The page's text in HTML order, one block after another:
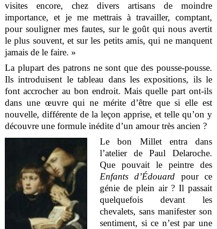
visites encore, chez divers artisans de moindre
importance, et je me mettrais à travailler, comptant,
pour souligner mes fautes, sur le goût qui nous avertit
le plus souvent, et sur les petits amis, qui ne manquent
jamais de le faire. »
La plupart des patrons ne sont que des pousse-pousse.
Ils introduisent le tableau dans les expositions, ils le
font accrocher au bon endroit. Mais quelle part ont-ils
dans une œuvre qui ne mérite d’être que si elle est
nouvelle, différente de la leçon apprise, et telle qu’on y
découvre une formule inédite d’un amour très ancien ?
Le bon Millet entra dans
l’atelier de Paul Delaroche.
Que pouvait le peintre des
Enfants d’Édouard pour ce
génie de plein air ? Il passait
quelquefois devant les
chevalets, sans manifester son
sentiment, si ce n’est par une